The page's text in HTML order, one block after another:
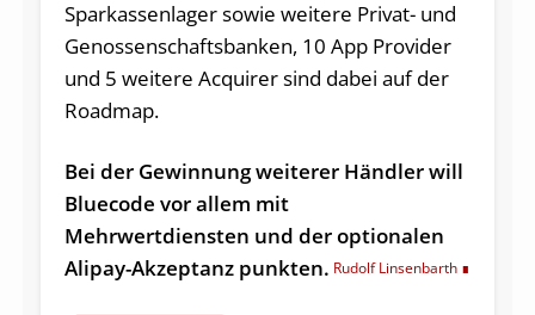
Sparkassenlager sowie weitere Privat- und
Genossenschaftsbanken, 10 App Provider
und 5 weitere Acquirer sind dabei auf der
Roadmap.
Bei der Gewinnung weiterer Händler will
Bluecode vor allem mit
Mehrwertdiensten und der optionalen
Alipay-Akzeptanz punkten. Rudolf Linsenbarth